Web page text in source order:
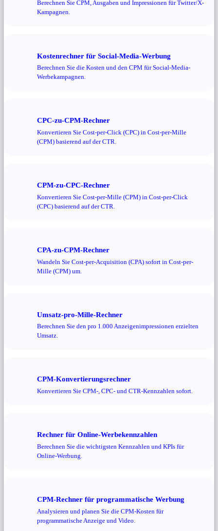
Berechnen Sie CPM, Ausgaben und Impressionen für Twitter/X-
Kampagnen.
Kostenrechner für Social-Media-Werbung
Berechnen Sie die Kosten und den CPM für Social-Media-
Werbekampagnen.
CPC-zu-CPM-Rechner
Konvertieren Sie Cost-per-Click (CPC) in Cost-per-Mille
(CPM) basierend auf der CTR.
CPM-zu-CPC-Rechner
Konvertieren Sie Cost-per-Mille (CPM) in Cost-per-Click
(CPC) basierend auf der CTR.
CPA-zu-CPM-Rechner
Wandeln Sie Cost-per-Acquisition (CPA) sofort in Cost-per-
Mille (CPM) um.
Umsatz-pro-Mille-Rechner
Berechnen Sie den pro 1.000 Anzeigenimpressionen erzielten
Umsatz.
CPM-Konvertierungsrechner
Konvertieren Sie CPM-, CPC- und CTR-Kennzahlen sofort.
Rechner für Online-Werbekennzahlen
Berechnen Sie die wichtigsten Kennzahlen und KPIs für
Online-Werbung.
CPM-Rechner für programmatische Werbung
Analysieren und planen Sie die CPM-Kosten für
programmatische Anzeige und Video.